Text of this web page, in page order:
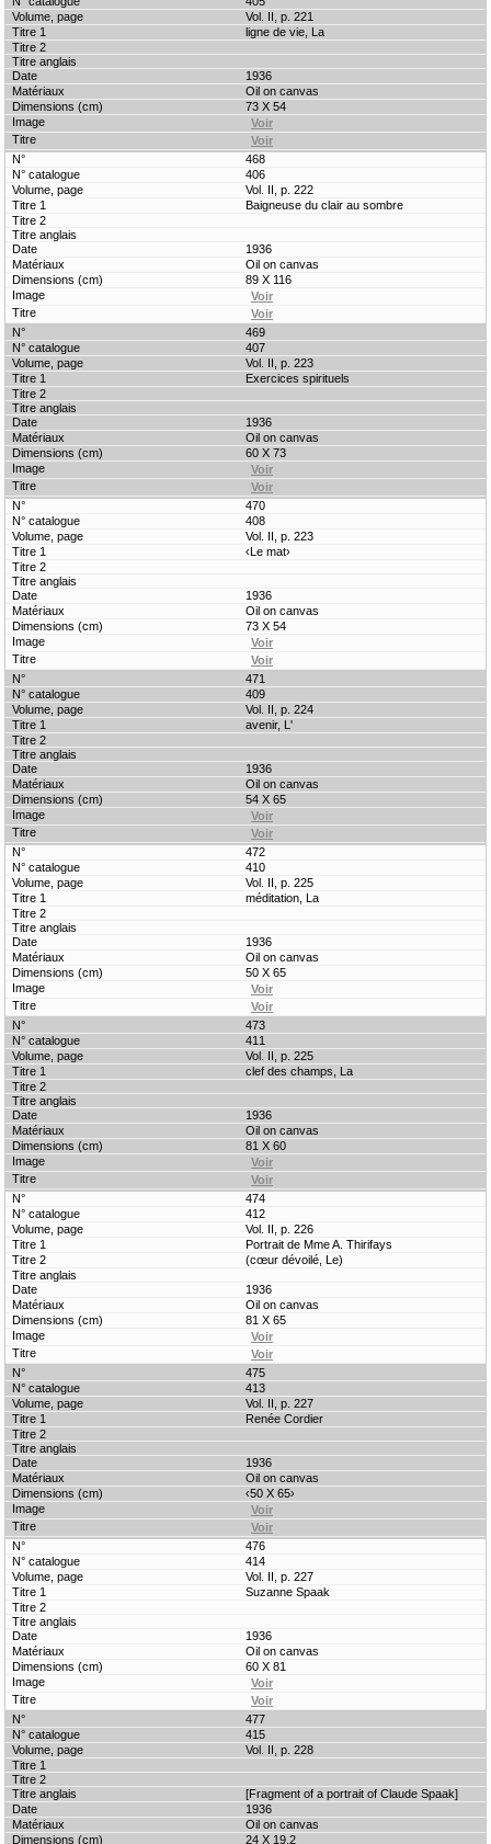
Vol. II, p. 221
ligne de vie, La
1936
Oil on canvas
73 X 54
468
406
Vol. II, p. 222
Baigneuse du clair au sombre
1936
Oil on canvas
89 X 116
469
407
Vol. II, p. 223
Exercices spirituels
1936
Oil on canvas
60 X 73
470
408
Vol. II, p. 223
‹Le mat›
1936
Oil on canvas
73 X 54
471
409
Vol. II, p. 224
avenir, L'
1936
Oil on canvas
54 X 65
472
410
Vol. II, p. 225
méditation, La
1936
Oil on canvas
50 X 65
473
411
Vol. II, p. 225
clef des champs, La
1936
Oil on canvas
81 X 60
474
412
Vol. II, p. 226
Portrait de Mme A. Thirifays
(cœur dévoilé, Le)
1936
Oil on canvas
81 X 65
475
413
Vol. II, p. 227
Renée Cordier
1936
Oil on canvas
‹50 X 65›
476
414
Vol. II, p. 227
Suzanne Spaak
1936
Oil on canvas
60 X 81
477
415
Vol. II, p. 228
[Fragment of a portrait of Claude Spaak]
1936
Oil on canvas
24 X 19,2